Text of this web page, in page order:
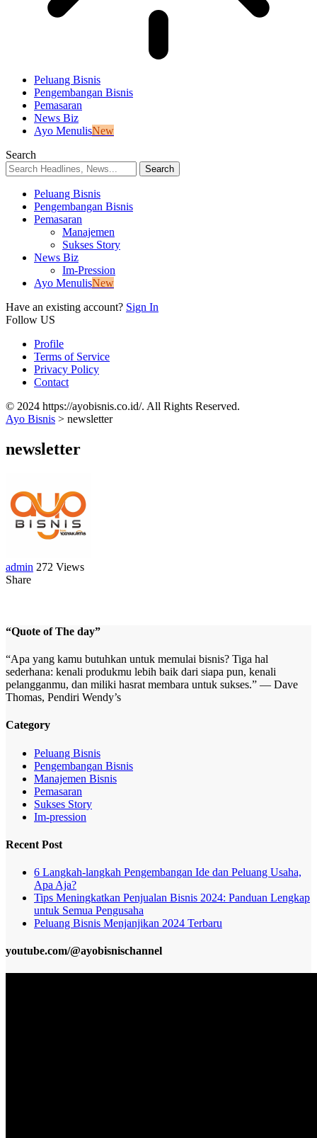
Peluang Bisnis
Pengembangan Bisnis
Pemasaran
News Biz
Ayo MenulisNew
Search
Peluang Bisnis
Pengembangan Bisnis
Pemasaran
Manajemen
Sukses Story
News Biz
Im-Pression
Ayo MenulisNew
Have an existing account? Sign In
Follow US
Profile
Terms of Service
Privacy Policy
Contact
© 2024 https://ayobisnis.co.id/. All Rights Reserved.
Ayo Bisnis > newsletter
newsletter
admin 272 Views
Share
“Quote of The day”
“Apa yang kamu butuhkan untuk memulai bisnis? Tiga hal
sederhana: kenali produkmu lebih baik dari siapa pun, kenali
pelangganmu, dan miliki hasrat membara untuk sukses.” — Dave
Thomas, Pendiri Wendy’s
Category
Peluang Bisnis
Pengembangan Bisnis
Manajemen Bisnis
Pemasaran
Sukses Story
Im-pression
Recent Post
6 Langkah-langkah Pengembangan Ide dan Peluang Usaha,
Apa Aja?
Tips Meningkatkan Penjualan Bisnis 2024: Panduan Lengkap
untuk Semua Pengusaha
Peluang Bisnis Menjanjikan 2024 Terbaru
youtube.com/@ayobisnischannel